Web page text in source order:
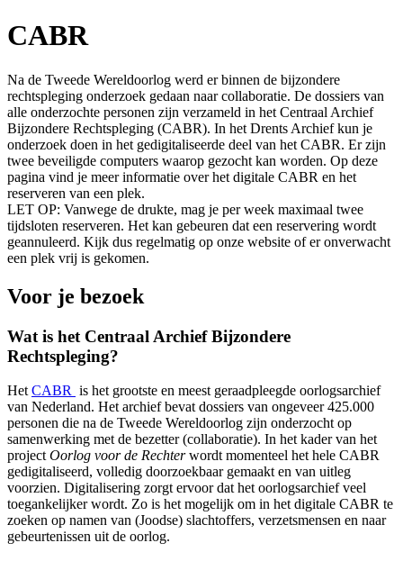
CABR
Na de Tweede Wereldoorlog werd er binnen de bijzondere
rechtspleging onderzoek gedaan naar collaboratie. De dossiers van
alle onderzochte personen zijn verzameld in het Centraal Archief
Bijzondere Rechtspleging (CABR). In het Drents Archief kun je
onderzoek doen in het gedigitaliseerde deel van het CABR. Er zijn
twee beveiligde computers waarop gezocht kan worden. Op deze
pagina vind je meer informatie over het digitale CABR en het
reserveren van een plek.
LET OP: Vanwege de drukte, mag je per week maximaal twee
tijdsloten reserveren. Het kan gebeuren dat een reservering wordt
geannuleerd. Kijk dus regelmatig op onze website of er onverwacht
een plek vrij is gekomen.
Voor je bezoek
Wat is het Centraal Archief Bijzondere
Rechtspleging?
HetCABR (wordt geopend in een nieuw tabblad)
is het grootste en meest geraadpleegde oorlogsarchief
van Nederland. Het archief bevat dossiers van ongeveer 425.000
personen die na de Tweede Wereldoorlog zijn onderzocht op
samenwerking met de bezetter (collaboratie). In het kader van het
projectOorlog voor de Rechterwordt momenteel het hele CABR
gedigitaliseerd, volledig doorzoekbaar gemaakt en van uitleg
voorzien. Digitalisering zorgt ervoor dat het oorlogsarchief veel
toegankelijker wordt. Zo is het mogelijk om in het digitale CABR te
zoeken op namen van (Joodse) slachtoffers, verzetsmensen en naar
gebeurtenissen uit de oorlog.